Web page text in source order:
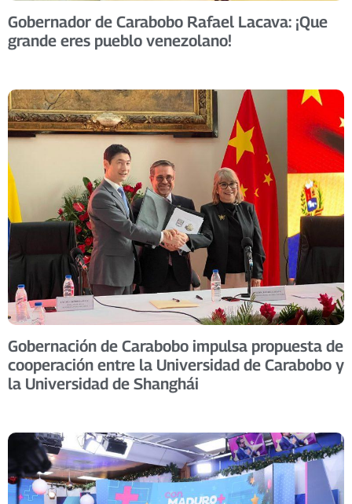
Gobernador de Carabobo Rafael Lacava: ¡Que
grande eres pueblo venezolano!
Gobernación de Carabobo impulsa propuesta de
cooperación entre la Universidad de Carabobo y
la Universidad de Shanghái